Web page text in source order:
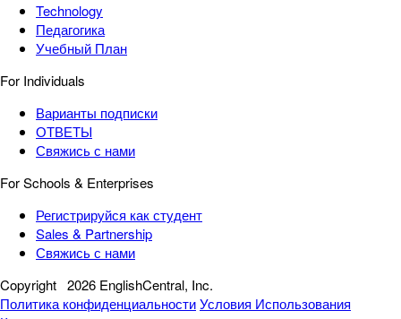
Technology
Педагогика
Учебный План
For Individuals
Варианты подписки
ОТВЕТЫ
Свяжись с нами
For Schools & Enterprises
Регистрируйся как студент
Sales & Partnership
Свяжись с нами
Copyright 2026 EnglishCentral, Inc.
Политика конфиденциальностиУсловия Использования